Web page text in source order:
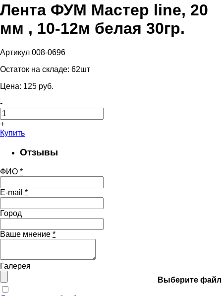
Лента ФУМ Мастер line, 20
мм , 10-12м белая 30гр.
Артикул 008-0696
Остаток на складе: 62шт
Цена: 125 pуб.
-
+
Купить
Отзывы
ФИО *
E-mail *
Город
Ваше мнение *
Галерея
Выберите файл